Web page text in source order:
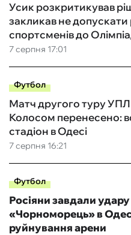
7 серпня 17:01
Усик розкритикував
закликав не допускати
спортсменів до
Футбол
7 серпня 16:21
Матч другого туру
Колосом перенесено:
стадіон в Одесі
Футбол
Росіяни завдали
«Чорноморець» в
руйнування арени